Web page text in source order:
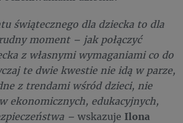
świątecznego dla dziecka to dla
moment – jak połączyć
z własnymi wymaganiami co do
te dwie kwestie nie idą w parze,
z trendami wśród dzieci, nie
ekonomicznych, edukacyjnych,
– wskazuje Ilona